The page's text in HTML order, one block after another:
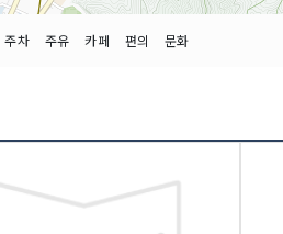
주차 주유 카페 편의 문화